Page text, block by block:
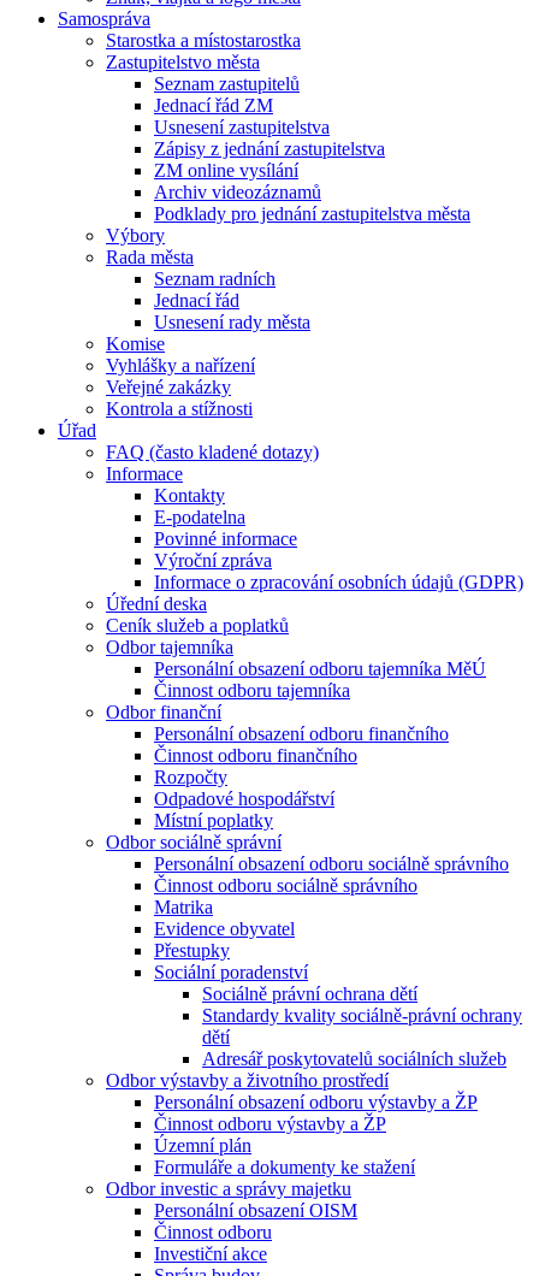
Samospráva
Starostka a místostarostka
Zastupitelstvo města
Seznam zastupitelů
Jednací řád ZM
Usnesení zastupitelstva
Zápisy z jednání zastupitelstva
ZM online vysílání
Archiv videozáznamů
Podklady pro jednání zastupitelstva města
Výbory
Rada města
Seznam radních
Jednací řád
Usnesení rady města
Komise
Vyhlášky a nařízení
Veřejné zakázky
Kontrola a stížnosti
Úřad
FAQ (často kladené dotazy)
Informace
Kontakty
E-podatelna
Povinné informace
Výroční zpráva
Informace o zpracování osobních údajů (GDPR)
Úřední deska
Ceník služeb a poplatků
Odbor tajemníka
Personální obsazení odboru tajemníka MěÚ
Činnost odboru tajemníka
Odbor finanční
Personální obsazení odboru finančního
Činnost odboru finančního
Rozpočty
Odpadové hospodářství
Místní poplatky
Odbor sociálně správní
Personální obsazení odboru sociálně správního
Činnost odboru sociálně správního
Matrika
Evidence obyvatel
Přestupky
Sociální poradenství
Sociálně právní ochrana dětí
Standardy kvality sociálně-právní ochrany
dětí
Adresář poskytovatelů sociálních služeb
Odbor výstavby a životního prostředí
Personální obsazení odboru výstavby a ŽP
Činnost odboru výstavby a ŽP
Územní plán
Formuláře a dokumenty ke stažení
Odbor investic a správy majetku
Personální obsazení OISM
Činnost odboru
Investiční akce